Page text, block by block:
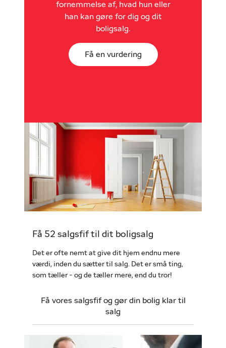
fornemmelse af, hvad hun eller
han kan gøre for dig og dit
boligsalg.
Få en vurdering
Få 52 salgsfif til dit boligsalg
Det er ofte nemt at give dit hjem endnu mere
værdi, inden du sætter til salg. Det er små ting,
som tæller - og de tæller mere, end du tror!
Få vores salgsfif og gør din bolig klar til
salg